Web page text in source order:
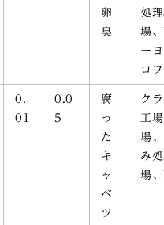
卵
臭
処
場
ー
ロ
0.
01
0.0
5
腐
っ
た
キ
ャ
ベ
ツ
ク
工
場
み
場